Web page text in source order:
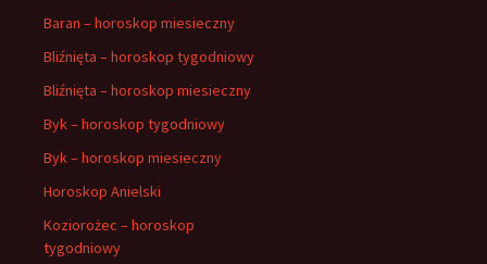
Baran – horoskop miesieczny
Bliźnięta – horoskop tygodniowy
Bliźnięta – horoskop miesieczny
Byk – horoskop tygodniowy
Byk – horoskop miesieczny
Horoskop Anielski
Koziorożec – horoskop
tygodniowy